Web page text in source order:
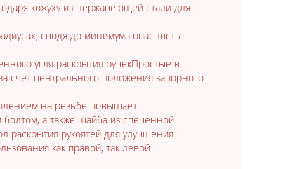
кожуху из нержавеющей стали для
сводя до минимума опасность
угля раскрытия ручекПростые в
счет центрального положения запорного
на резьбе повышает
а также шайба из спеченной
рукоятей для улучшения
как правой, так левой